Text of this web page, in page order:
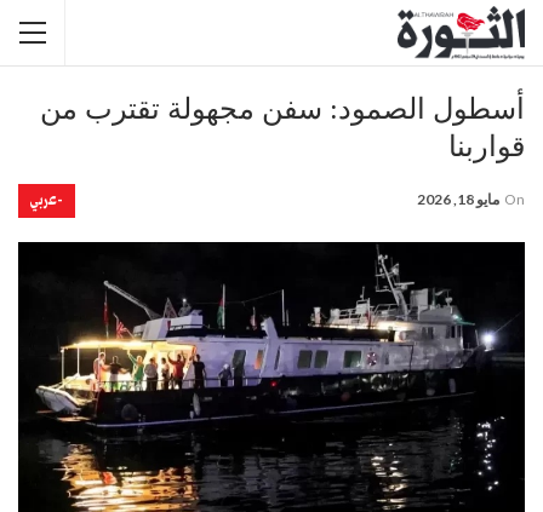
أسطول الصمود: سفن مجهولة تقترب من
قواربنا
-عربي On مايو 18, 2026